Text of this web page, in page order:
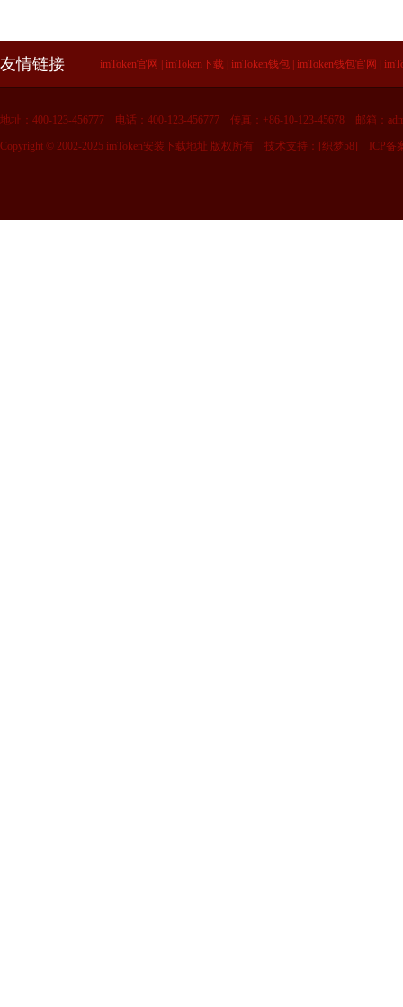
友情链接 imToken官网 imToken下载 imToken钱包 imToken钱包官网
地址：400-123-456777 电话：400-123-456777 传真：+86-10-123-45678 邮箱：
Copyright © 2002-2025 imToken安装下载地址 版权所有 技术支持：[织梦58] ICP备